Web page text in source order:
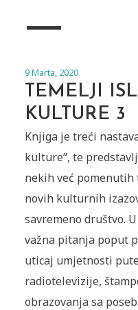
9 Marta, 2020
TEMELJI
KULTURE 3
Knjiga je treći
kulture“, te
nekih već
novih kulturnih
savremeno društvo.
važna pitanja poput
uticaj umjetnosti
radiotelevizije,
obrazovanja sa